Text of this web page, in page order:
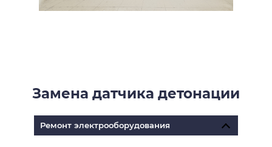
Замена датчика детонации
Ремонт электрооборудования